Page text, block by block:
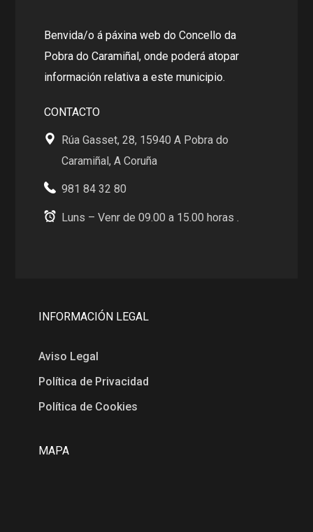
Benvida/o á páxina web do Concello da
Pobra do Caramiñal, onde poderá atopar
información relativa a este municipio.
CONTACTO
Rúa Gasset, 28, 15940 A Pobra do
Caramiñal, A Coruña
981 84 32 80
Luns – Venr de 09.00 a 15.00 horas .
INFORMACIÓN LEGAL
Aviso Legal
Política de Privacidad
Política de Cookies
MAPA